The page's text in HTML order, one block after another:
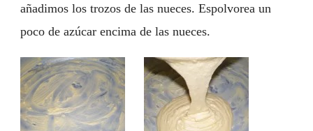
añadimos los trozos de las nueces. Espolvorea un
poco de azúcar encima de las nueces.